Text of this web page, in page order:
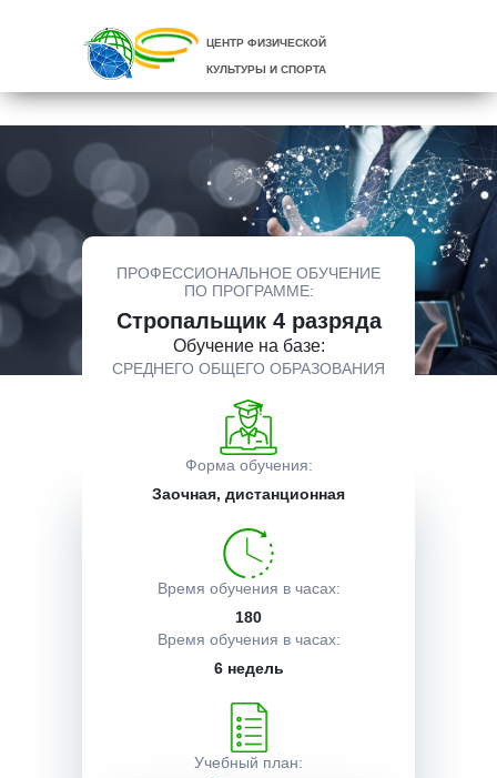
ЦЕНТР ФИЗИЧЕСКОЙ
КУЛЬТУРЫ И СПОРТА
ПРОФЕССИОНАЛЬНОЕ ОБУЧЕНИЕ
ПО ПРОГРАММЕ:
Стропальщик 4 разряда
Обучение на базе:
СРЕДНЕГО ОБЩЕГО ОБРАЗОВАНИЯ
Форма обучения:
Заочная, дистанционная
Время обучения в часах:
180
Время обучения в часах:
6 недель
Учебный план:
Описание курса
Получаемые документы
Условия поступления